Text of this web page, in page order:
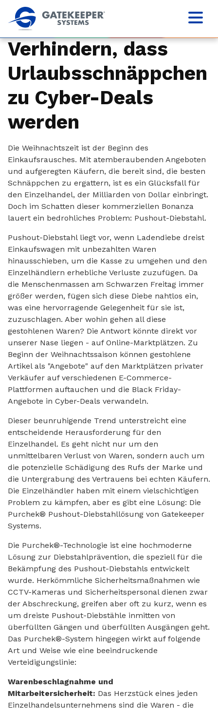
Verhindern, dass
Urlaubsschnäppchen
zu Cyber-Deals
werden
Die Weihnachtszeit ist der Beginn des
Einkaufsrausches. Mit atemberaubenden Angeboten
und aufgeregten Käufern, die bereit sind, die besten
Schnäppchen zu ergattern, ist es ein Glücksfall für
den Einzelhandel, der Milliarden von Dollar einbringt.
Doch im Schatten dieser kommerziellen Bonanza
lauert ein bedrohliches Problem: Pushout-Diebstahl.
Pushout-Diebstahl liegt vor, wenn Ladendiebe dreist
Einkaufswagen mit unbezahlten Waren
hinausschieben, um die Kasse zu umgehen und den
Einzelhändlern erhebliche Verluste zuzufügen. Da
die Menschenmassen am Schwarzen Freitag immer
größer werden, fügen sich diese Diebe nahtlos ein,
was eine hervorragende Gelegenheit für sie ist,
zuzuschlagen. Aber wohin gehen all diese
gestohlenen Waren? Die Antwort könnte direkt vor
unserer Nase liegen - auf Online-Marktplätzen. Zu
Beginn der Weihnachtssaison können gestohlene
Artikel als "Angebote" auf den Marktplätzen privater
Verkäufer auf verschiedenen E-Commerce-
Plattformen auftauchen und die Black Friday-
Angebote in Cyber-Deals verwandeln.
Dieser beunruhigende Trend unterstreicht eine
entscheidende Herausforderung für den
Einzelhandel. Es geht nicht nur um den
unmittelbaren Verlust von Waren, sondern auch um
die potenzielle Schädigung des Rufs der Marke und
die Untergrabung des Vertrauens bei echten Käufern.
Die Einzelhändler haben mit einem vielschichtigen
Problem zu kämpfen, aber es gibt eine Lösung: Die
Purchek® Pushout-Diebstahllösung von Gatekeeper
Systems.
Die Purchek®-Technologie ist eine hochmoderne
Lösung zur Diebstahlprävention, die speziell für die
Bekämpfung des Pushout-Diebstahls entwickelt
wurde. Herkömmliche Sicherheitsmaßnahmen wie
CCTV-Kameras und Sicherheitspersonal dienen zwar
der Abschreckung, greifen aber oft zu kurz, wenn es
um dreiste Pushout-Diebstähle inmitten von
überfüllten Gängen und überfüllten Ausgängen geht.
Das Purchek®-System hingegen wirkt auf folgende
Art und Weise wie eine beeindruckende
Verteidigungslinie:
Warenbeschlagnahme und
Mitarbeitersicherheit: Das Herzstück eines jeden
Einzelhandelsunternehmens sind die Waren - die